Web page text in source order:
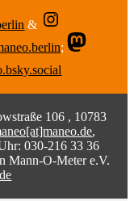
&
;
106 , 10783
,
030-216 33 36
Mann-O-Meter e.V.